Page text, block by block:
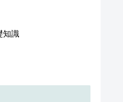
知識